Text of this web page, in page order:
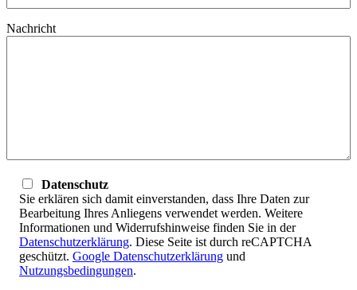
Nachricht
Datenschutz
Sie erklären sich damit einverstanden, dass Ihre Daten zur
Bearbeitung Ihres Anliegens verwendet werden. Weitere
Informationen und Widerrufshinweise finden Sie in der
Datenschutzerklärung. Diese Seite ist durch reCAPTCHA
geschützt. Google Datenschutzerklärung und
Nutzungsbedingungen.